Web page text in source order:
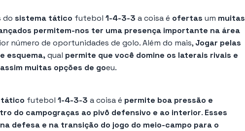
do sistema tático futebol 1-4-3-3 a coisa é ofertas um muitas
permitem-nos ter uma presença importante na área
número de oportunidades de golo. Além do mais, Jogar pelas
esquema,qual permite que você domine os laterais rivais e
muitas opções de goeu.
futebol 1-4-3-3 a coisa é permite boa pressão e
do campograças ao pivô defensivo e ao interior. Esses
defesa e na transição do jogo do meio-campo para o